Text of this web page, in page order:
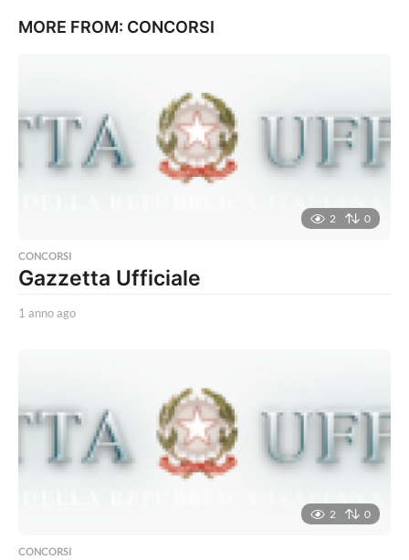
MORE FROM: CONCORSI
2 0
CONCORSI
Gazzetta Ufficiale
1 anno ago
g
2 0
CONCORSI